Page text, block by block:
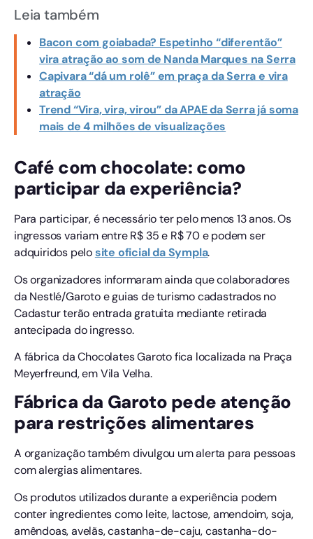
Leia também
Bacon com goiabada? Espetinho “diferentão”
vira atração ao som de Nanda Marques na Serra
Capivara “dá um rolê” em praça da Serra e vira
atração
Trend “Vira, vira, virou” da APAE da Serra já soma
mais de 4 milhões de visualizações
Café com chocolate: como
participar da experiência?
Para participar, é necessário ter pelo menos 13 anos. Os
ingressos variam entre R$ 35 e R$ 70 e podem ser
adquiridos pelosite oficial da Sympla.
Os organizadores informaram ainda que colaboradores
da Nestlé/Garoto e guias de turismo cadastrados no
Cadastur terão entrada gratuita mediante retirada
antecipada do ingresso.
A fábrica da Chocolates Garoto fica localizada na Praça
Meyerfreund, em Vila Velha.
Fábrica da Garoto pede atenção
para restrições alimentares
A organização também divulgou um alerta para pessoas
com alergias alimentares.
Os produtos utilizados durante a experiência podem
conter ingredientes como leite, lactose, amendoim, soja,
amêndoas, avelãs, castanha-de-caju, castanha-do-